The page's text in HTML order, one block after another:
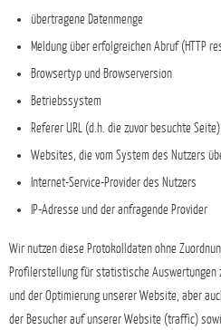
übertragene Datenmenge
Meldung über erfolgreichen Abruf (HTTP
Browsertyp und Browserversion
Betriebssystem
Referer URL (d.h. die zuvor besuchte Seite)
Websites, die vom System des Nutzers
Internet-Service-Provider des Nutzers
IP-Adresse und der anfragende Provider
Wir nutzen diese Protokolldaten ohne
Profilerstellung für statistische Auswertungen
und der Optimierung unserer Website, aber
der Besucher auf unserer Website (traffic)